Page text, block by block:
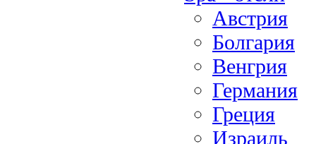
Австрия
Болгария
Венгрия
Германия
Греция
Израиль